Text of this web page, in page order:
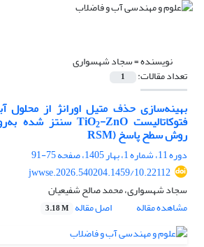
نویسنده =سجاد شهسواری
تعداد مقالات: 1
بهینهسازی حذف متیل اورانژ از محلول‌
فتوکاتالیست TiO2-ZnO سنتز شده به
روش سطح پاسخ(
RSM
دوره 11، شماره 1، بهار 1405، صفحه
75-91
10.22112/jwwse.2026.540204.1459
سجاد شهسواری، محمد صالح شفیعیان
مشاهده مقاله
اصل مقاله 3.18 M